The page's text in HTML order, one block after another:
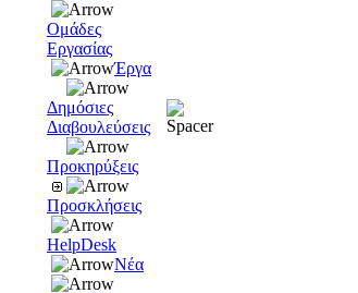
Ομάδες
Εργασίας
Έργα
Δημόσιες
Διαβουλεύσεις
Προκηρύξεις
Προσκλήσεις
HelpDesk
Νέα